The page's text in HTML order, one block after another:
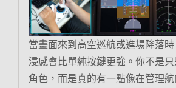
當畫面來到高空巡航或進場降落時
浸感會比單純按鍵更強。你不是
角色，而是真的有一點像在管理